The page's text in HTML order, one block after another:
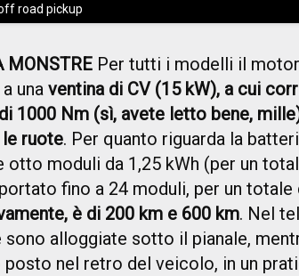
road pickup
MONSTRE Per tutti i modelli il
una ventina di CV (15 kW), a cui
1000 Nm (sì, avete letto bene,
ruote. Per quanto riguarda la
otto moduli da 1,25 kWh (per un
fino a 24 moduli, per un totale
è di 200 km e 600 km. Nel
sono alloggiate sotto il pianale,
nel retro del veicolo, in un